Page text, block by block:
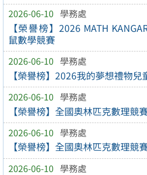
2026-06-10 學務處
【榮譽榜】2026 MATH
鼠數學競賽
2026-06-10 學務處
【榮譽榜】2026我的夢想禮物兒
2026-06-10 學務處
【榮譽榜】全國奧林匹克數理競
2026-06-10 學務處
【榮譽榜】全國奧林匹克數理競
2026-06-10 學務處